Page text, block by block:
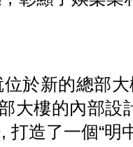
於新的總部
大樓的內部
造了一個“明